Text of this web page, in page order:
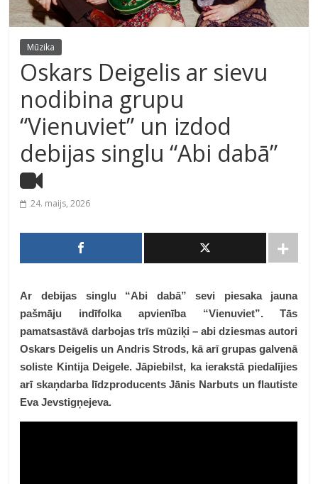
Mūzika
Oskars Deigelis ar sievu
nodibina grupu
“Vienuviet” un izdod
debijas singlu “Abi dabā”
24. maijs, 2026
Ar debijas singlu “Abi dabā” sevi piesaka jauna
pašmāju indīfolka apvienība “Vienuviet”. Tās
pamatsastāvā darbojas trīs mūziķi – abi dziesmas autori
Oskars Deigelis un Andris Strods, kā arī grupas galvenā
soliste Kintija Deigele. Jāpiebilst, ka ierakstā piedalījies
arī skaņdarba līdzproducents Jānis Narbuts un flautiste
Eva Jevstigņejeva.